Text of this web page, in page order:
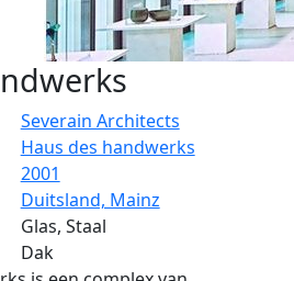
Severain Architects
Haus des handwerks
2001
Duitsland, Mainz
Glas, Staal
Dak